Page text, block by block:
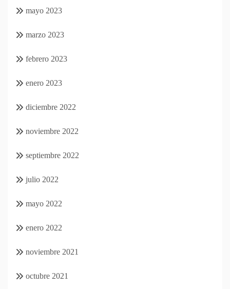
mayo 2023
marzo 2023
febrero 2023
enero 2023
diciembre 2022
noviembre 2022
septiembre 2022
julio 2022
mayo 2022
enero 2022
noviembre 2021
octubre 2021